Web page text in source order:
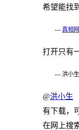
希望能找
--- 真相网
打开只有
--- 洪小
@洪小生
有下载，
在网上搜